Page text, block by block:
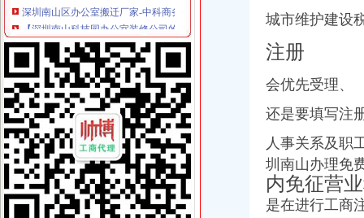
【深圳南山科技园办公室装修公司的图片】-南山科技园易登网
产品供应-深圳市世纪红电子有限公司南山办
南山小办公室,外资、香港公司办事处,近深圳湾_南山中小型办公室
【深圳南山办公室装修】-深圳南山办公室装修价格|批发-深圳南山办公
供应产品_深圳南山福田可注册办公室出租深圳南山写字楼出租_深
【深圳南山中小型办公室可注册办公室出租】价格,厂家,图片,场
【代办南山区西丽街道办营业执照|代理南山区西丽街道办公司注册】
南山办公室装修_南山办公装修公司-qd8.com.cn
南山办公室装修_南山办公装修公司-qd8.com.cn
南山办公室南山大小型办公间惠出租可注册【今日推荐网-深圳写字
南山桃源如何办理变更公司地址南山桃源公司注册多少钱【今日推荐网】
深圳市龙电科技实业有限公司南山办在线地图
【南山办公室出租,1530起,可办租赁凭证】-南山蛇口易登网
城市维护建设
注册
会优先受理、
还是要填写注
人事关系及职
圳南山办理免
内免征营
是在进行工商